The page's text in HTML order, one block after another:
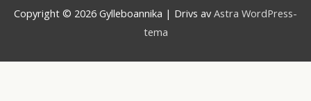
Copyright © 2026 Gylleboannika | Drivs av Astra WordPress-
tema